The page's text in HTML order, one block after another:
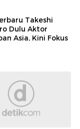
Takeshi
Dulu Aktor
Asia, Kini Fokus